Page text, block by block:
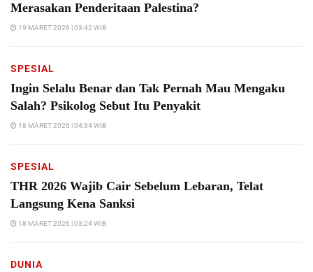
Merasakan Penderitaan Palestina?
19 MARET 2026 | 03:42 WIB
SPESIAL
Ingin Selalu Benar dan Tak Pernah Mau Mengaku
Salah? Psikolog Sebut Itu Penyakit
18 MARET 2026 | 04:34 WIB
SPESIAL
THR 2026 Wajib Cair Sebelum Lebaran, Telat
Langsung Kena Sanksi
18 MARET 2026 | 03:24 WIB
DUNIA